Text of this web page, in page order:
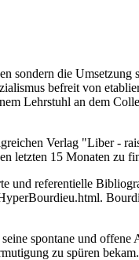
die
befreit von
Lehrstuhl an dem
Verlag "Liber -
letzten 15 Monaten zu
und referentielle
spontane und
zu spüren bekam.